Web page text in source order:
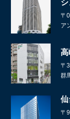
〒
ア
〒
群
〒